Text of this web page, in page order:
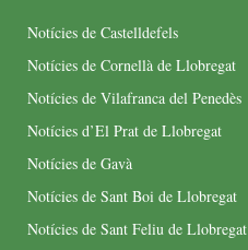
Notícies de Castelldefels
Notícies de Cornellà de Llobregat
Notícies de Vilafranca del Penedès
Notícies d’El Prat de Llobregat
Notícies de Gavà
Notícies de Sant Boi de Llobregat
Notícies de Sant Feliu de Llobregat